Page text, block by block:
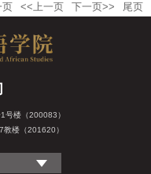
页 <<上一页 下一页>> 尾页
号楼（200083）
楼（201620）